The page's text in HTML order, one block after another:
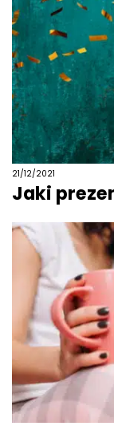
21/12/2021
Jaki